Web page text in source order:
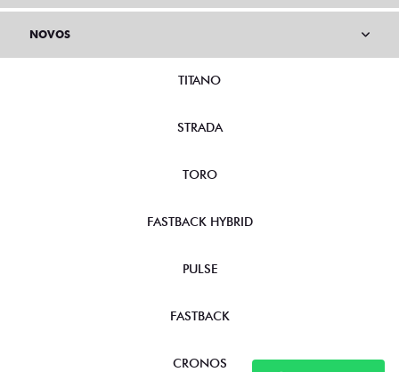
NOVOS
TITANO
STRADA
TORO
FASTBACK HYBRID
PULSE
FASTBACK
CRONOS